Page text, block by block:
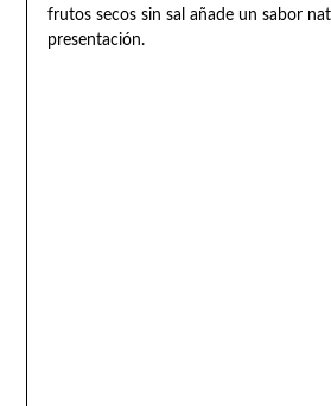
frutos secos sin sal añade un sabor
presentación.